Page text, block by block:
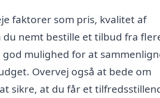
faktorer som pris, kvalitet af
nemt bestille et tilbud fra
mulighed for at
Overvej også at bede om
sikre, at du får et